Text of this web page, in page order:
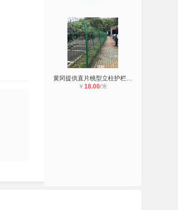
黄冈提供直片桃型立柱护栏网&现货双
￥ 18.00/米